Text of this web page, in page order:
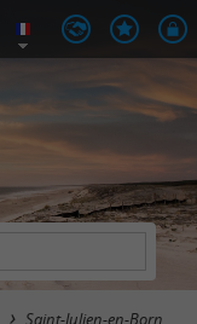
Saint-Julien-en-Born